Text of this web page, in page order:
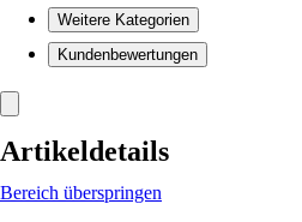
Weitere Kategorien
Kundenbewertungen
Artikeldetails
Bereich überspringen